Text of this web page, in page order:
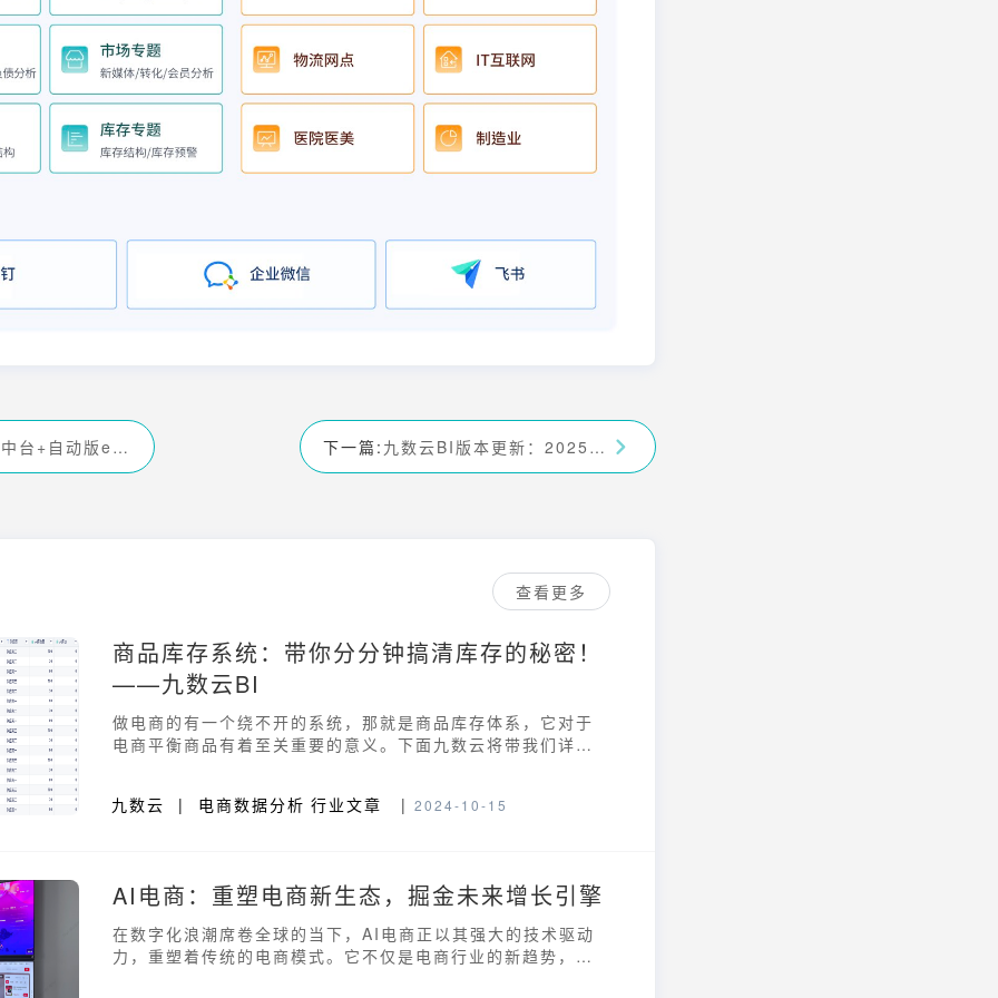
跨境bi:数据中台+自动版excel 下一篇: 九数云BI版本更新：2025年1月更新
查看更多
商品库存系统：带你分分钟搞清库存的秘密！
——九数云BI
做电商的有一个绕不开的系统，那就是商品库存体系，它对于
电商平衡商品有着至关重要的意义。下面九数云将带我们详细
九数云
| 电商数据分析 行业文章 | 2024-10-15
AI电商：重塑电商新生态，掘金未来增长引擎
在数字化浪潮席卷全球的当下，AI电商正以其强大的技术驱动
力，重塑着传统的电商模式。它不仅是电商行业的新趋势，更